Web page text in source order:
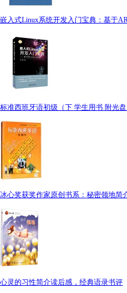
嵌入式Linux系统开发入门宝典：基于
标准西班牙语初级（下 学生用书 附光
冰心奖获奖作家原创书系：秘密领地简
心灵的习性简介读后感，经典语录书评